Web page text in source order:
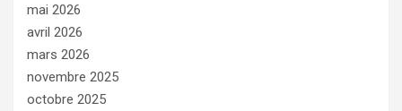
mai 2026
avril 2026
mars 2026
novembre 2025
octobre 2025